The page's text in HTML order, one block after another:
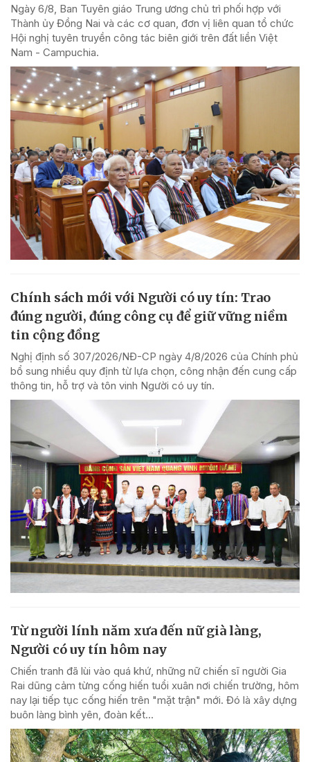
Ngày 6/8, Ban Tuyên giáo Trung ương chủ trì phối hợp với
Thành ủy Đồng Nai và các cơ quan, đơn vị liên quan tổ chức
Hội nghị tuyên truyền công tác biên giới trên đất liền Việt
Nam - Campuchia.
Chính sách mới với Người có uy tín: Trao
đúng người, đúng công cụ để giữ vững niềm
tin cộng đồng
Nghị định số 307/2026/NĐ-CP ngày 4/8/2026 của Chính phủ
bổ sung nhiều quy định từ lựa chọn, công nhận đến cung cấp
thông tin, hỗ trợ và tôn vinh Người có uy tín.
Từ người lính năm xưa đến nữ già làng,
Người có uy tín hôm nay
Chiến tranh đã lùi vào quá khứ, những nữ chiến sĩ người Gia
Rai dũng cảm từng cống hiến tuổi xuân nơi chiến trường, hôm
nay lại tiếp tục cống hiến trên "mặt trận" mới. Đó là xây dựng
buôn làng bình yên, đoàn kết...